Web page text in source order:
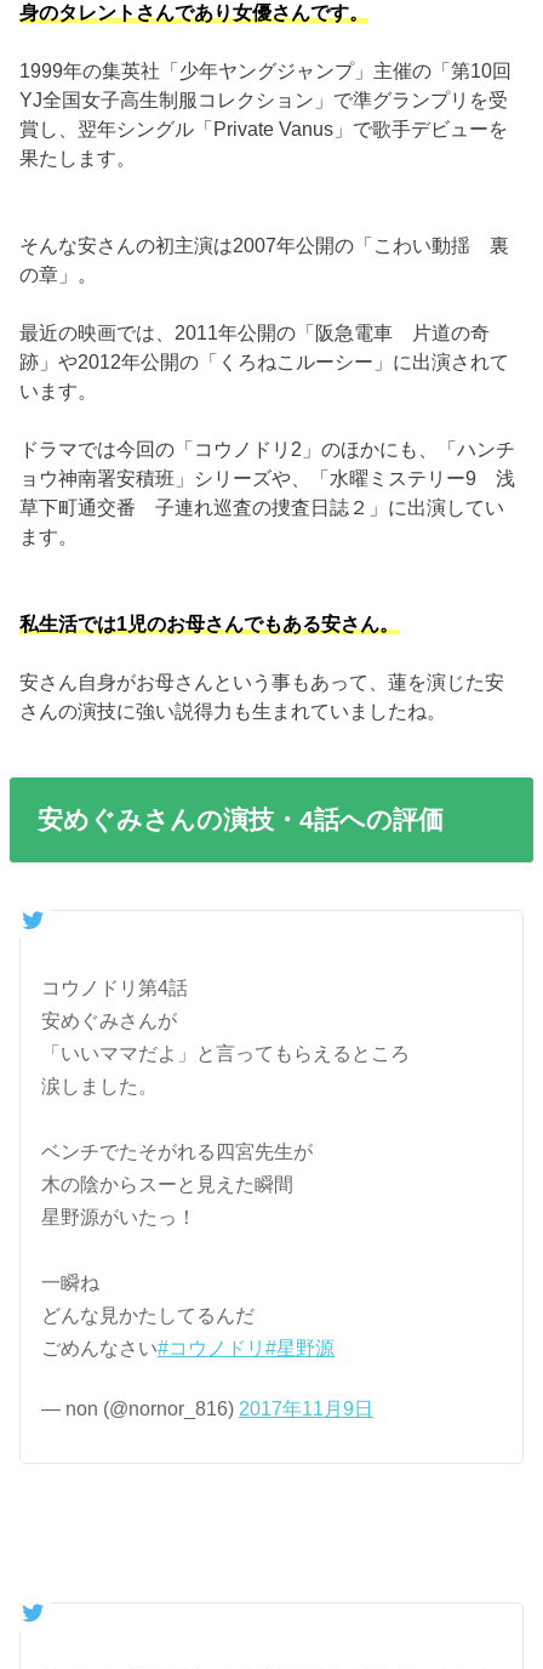
身のタレントさんであり女優さんです。
1999年の集英社「少年ヤングジャンプ」主催の「第10回
YJ全国女子高生制服コレクション」で準グランプリを受
賞し、翌年シングル「Private Vanus」で歌手デビューを
果たします。
そんな安さんの初主演は2007年公開の「こわい動揺 裏
の章」。
最近の映画では、2011年公開の「阪急電車 片道の奇
跡」や2012年公開の「くろねこルーシー」に出演されて
います。
ドラマでは今回の「コウノドリ2」のほかにも、「ハンチ
ョウ神南署安積班」シリーズや、「水曜ミステリー9 浅
草下町通交番 子連れ巡査の捜査日誌２」に出演してい
ます。
私生活では1児のお母さんでもある安さん。
安さん自身がお母さんという事もあって、蓮を演じた安
さんの演技に強い説得力も生まれていましたね。
安めぐみさんの演技・4話への評価
コウノドリ第4話
安めぐみさんが
「いいママだよ」と言ってもらえるところ
涙しました。
ベンチでたそがれる四宮先生が
木の陰からスーと見えた瞬間
星野源がいたっ！
一瞬ね
どんな見かたしてるんだ
ごめんなさい#コウノドリ#星野源
— non (@nornor_816) 2017年11月9日